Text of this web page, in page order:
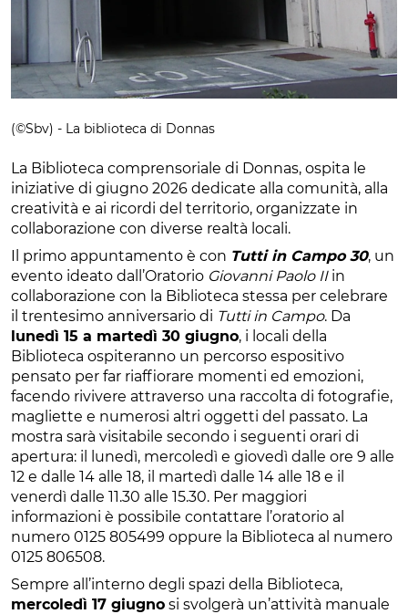
(©Sbv) - La biblioteca di Donnas
La Biblioteca comprensoriale di Donnas, ospita le
iniziative di giugno 2026 dedicate alla comunità, alla
creatività e ai ricordi del territorio, organizzate in
collaborazione con diverse realtà locali.
Il primo appuntamento è con Tutti in Campo 30, un
evento ideato dall’Oratorio Giovanni Paolo II in
collaborazione con la Biblioteca stessa per celebrare
il trentesimo anniversario di Tutti in Campo. Da
lunedì 15 a martedì 30 giugno, i locali della
Biblioteca ospiteranno un percorso espositivo
pensato per far riaffiorare momenti ed emozioni,
facendo rivivere attraverso una raccolta di fotografie,
magliette e numerosi altri oggetti del passato. La
mostra sarà visitabile secondo i seguenti orari di
apertura: il lunedì, mercoledì e giovedì dalle ore 9 alle
12 e dalle 14 alle 18, il martedì dalle 14 alle 18 e il
venerdì dalle 11.30 alle 15.30. Per maggiori
informazioni è possibile contattare l’oratorio al
numero 0125 805499 oppure la Biblioteca al numero
0125 806508.
Sempre all’interno degli spazi della Biblioteca,
mercoledì 17 giugno si svolgerà un’attività manuale